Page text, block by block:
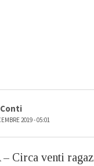
2019 - 05:01
Circa venti